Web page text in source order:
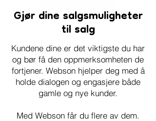
Gjør dine salgsmuligheter
til salg
Kundene dine er det viktigste du har
og bør få den oppmerksomheten de
fortjener. Webson hjelper deg med å
holde dialogen og engasjere både
gamle og nye kunder.
Med Webson får du flere av dem.